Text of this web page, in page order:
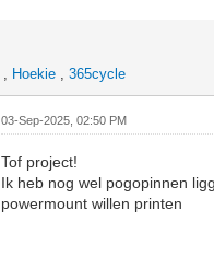
, Hoekie ,365cycle
03-Sep-2025, 02:50 PM
Tof project!
Ik heb nog wel pogopinnen
powermount willen printen